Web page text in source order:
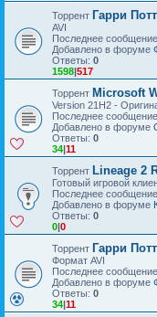
Торрент Гарри
AVI
Последнее сообщение
Добавлено в форуме
Ответы: 0
1598|517
Торрент Microsoft
Version 21H2 -
Последнее сообщение
Добавлено в форуме
Ответы: 0
34|11
Торрент Lineage 2
Готовый игровой
Последнее сообщение
Добавлено в форуме
Ответы: 0
0|0
Торрент Гарри
Формат AVI
Последнее сообщение
Добавлено в форуме
Ответы: 0
34|11